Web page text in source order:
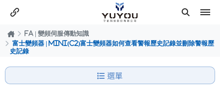
FA | 變頻伺服傳動知識
富士變頻器 | Mini(C2)富士變頻器如何查看警報歷史記錄並刪除警報歷
史記錄
選單